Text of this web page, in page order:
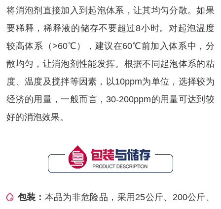
将消泡剂直接加入到起泡体系，让其均匀分散。如果
要稀释，稀释液的储存不要超过8小时。对起泡温度
较高体系（>60℃），建议在60℃前加入体系中，分
散均匀，让消泡剂性能发挥。根据不同起泡体系的粘
度、温度及搅拌等因素，以10ppm为单位，选择较为
经济的用量，一般而言，30-200ppm的用量可达到较
好的消泡效果。
包装： 本品为非危险品，采用25公斤、200公斤、